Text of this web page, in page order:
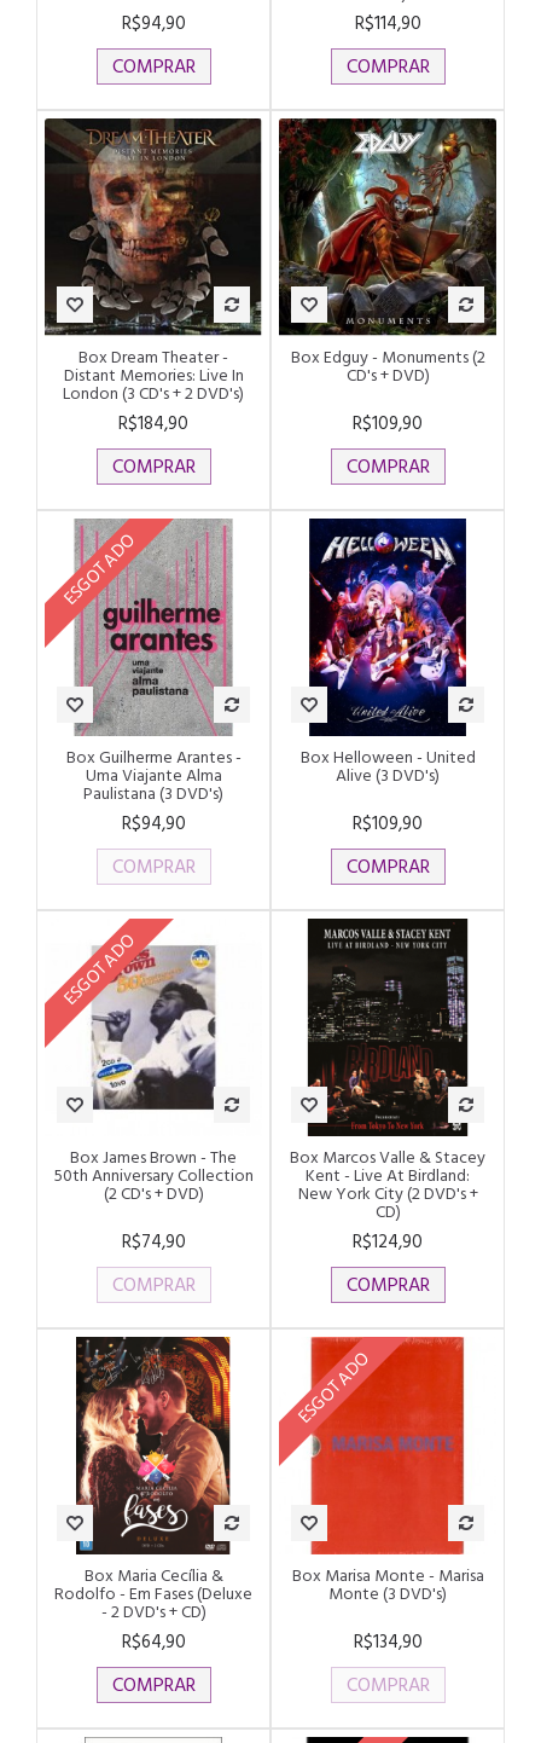
R$94,90
COMPRAR
R$114,90
COMPRAR
Box Dream Theater -
Distant Memories: Live In
London (3 CD's + 2 DVD's)
R$184,90
COMPRAR
Box Edguy - Monuments (2
CD's + DVD)
R$109,90
COMPRAR
ESGOTADO
Box Guilherme Arantes -
Uma Viajante Alma
Paulistana (3 DVD's)
R$94,90
COMPRAR
Box Helloween - United
Alive (3 DVD's)
R$109,90
COMPRAR
ESGOTADO
Box James Brown - The
50th Anniversary Collection
(2 CD's + DVD)
R$74,90
COMPRAR
Box Marcos Valle & Stacey
Kent - Live At Birdland:
New York City (2 DVD's +
CD)
R$124,90
COMPRAR
Box Maria Cecília &
Rodolfo - Em Fases (Deluxe
- 2 DVD's + CD)
R$64,90
COMPRAR
ESGOTADO
Box Marisa Monte - Marisa
Monte (3 DVD's)
R$134,90
COMPRAR